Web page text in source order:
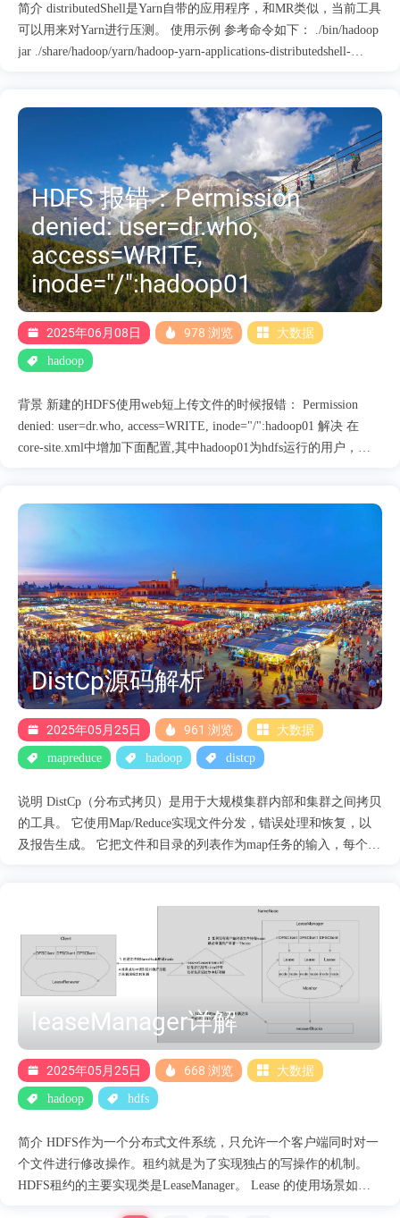
简介 distributedShell是Yarn自带的应用程序，和MR类似，当前工具
可以用来对Yarn进行压测。 使用示例 参考命令如下： ./bin/hadoop
jar ./share/hadoop/yarn/hadoop-yarn-applications-distributedshell-
5 可以提交一个样例作业到Yarn上面。 源码阅读 当前样例的入口
类是org.apache.hadoop.yarn.applications.distributedshell.Client ，在
pom文件里面默认定义了当前类为主类。所以在提交的时候可以不
用指定主类。 <plugin> <artifactId>maven-jar-plugin</artifactId>
<execu....
HDFS 报错：Permission
denied: user=dr.who,
access=WRITE,
inode="/":hadoop01
2025年06月08日 978 浏览 大数据
hadoop
背景 新建的HDFS使用web短上传文件的时候报错： Permission
denied: user=dr.who, access=WRITE, inode="/":hadoop01 解决 在
core-site.xml中增加下面配置,其中hadoop01为hdfs运行的用户，修
</property>
DistCp源码解析
2025年05月25日 961 浏览 大数据
mapreduce hadoop distcp
说明 DistCp（分布式拷贝）是用于大规模集群内部和集群之间拷贝
的工具。 它使用Map/Reduce实现文件分发，错误处理和恢复，以
及报告生成。 它把文件和目录的列表作为map任务的输入，每个任
常用DistCp操作提供指南并阐述它的工作模型。 源码详解 作业启
动 作业的启动主要包含初始化和作业提交，在初始化阶段主要是
list左右需要拷贝的文件信息，根据文件信息构造split信息。 作业
提交阶段就是根据初始化阶段构造的split信息，将作业提交到Yarn
上面。 作业初始化 初始化阶段主要是list左右需要拷贝的文件信
息，根据文件信息构造split信息。 DistCp的入口函数是main函数，
在main函数里面主要做了两件事： 注册Cleanup。 初始化和启动作
业，核心处理函数为execute函数里面的createAndSubmitJob 创建Job
对象,主要是指定Map的处理类，InputFormat 和outputFormat 信息:
Job job = ....
leaseManager详解
2025年05月25日 668 浏览 大数据
hadoop hdfs
简介 HDFS作为一个分布式文件系统，只允许一个客户端同时对一
个文件进行修改操作。租约就是为了实现独占的写操作的机制。
HDFS租约的主要实现类是LeaseManager。 Lease 的使用场景如